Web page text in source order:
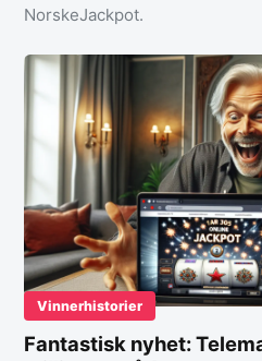
NorskeJackpot.
Vinnerhistorier
Fantastisk nyhet: